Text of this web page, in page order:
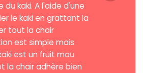
kaki. A l'aide d'une
le kaki en grattant la
tout la chair
est simple mais
est un fruit mou
la chair adhère bien